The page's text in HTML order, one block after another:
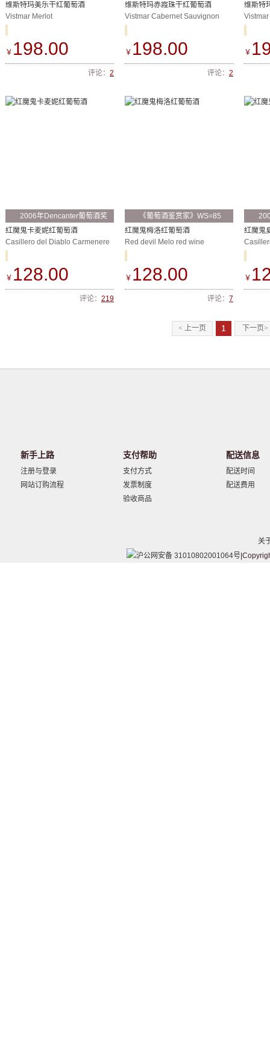
维斯特玛美乐干红葡萄酒
Vistmar Merlot
￥ 198.00
评论： 2
维斯特玛赤霞珠干红葡萄酒
Vistmar Cabernet Sauvignon
￥ 198.00
评论： 2
维斯特
￥
2006年Dencanter葡萄酒奖
铜奖
红魔鬼卡麦妮红葡萄酒
Casillero del Diablo Carmenere
￥ 128.00
评论： 219
《葡萄酒鉴赏家》WS=85
红魔鬼梅洛红葡萄酒
Red devil Melo red wine
￥ 128.00
评论： 7
奖
红魔鬼
￥
< 上一页 1 下一页>
新手上路
注册与登录
网站订购流程
支付帮助
支付方式
发票制度
验收商品
配送信息
配送时间
配送费用
关
沪公网安备 31010802001064号